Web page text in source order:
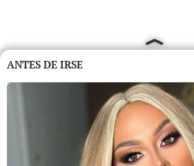
ANTES DE IRSE